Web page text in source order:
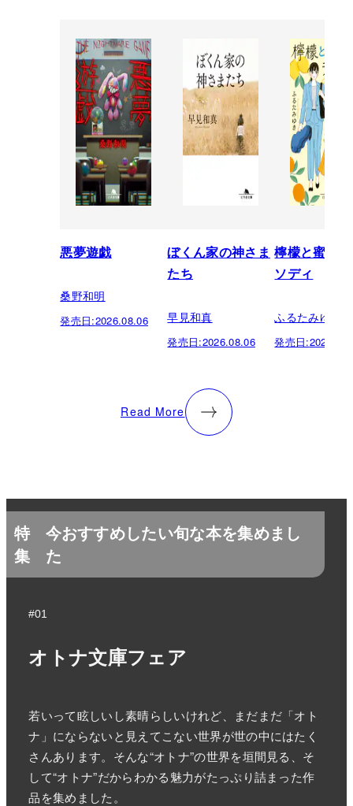
悪夢遊戯
桑野和明
発売日:2026.08.06
ぼくん家の神さま
たち
早見和真
発売日:2026.08.06
檸檬と蜜柑
ソディ
ふるたみゆき
発売日:
Read More
特
集
今おすすめしたい旬な本を集めまし
た
#01
オトナ文庫フェア
若いって眩しいし素晴らしいけれど、まだまだ「オト
ナ」にならないと見えてこない世界が世の中にはたく
さんあります。そんな“オトナ”の世界を垣間見る、そ
して“オトナ”だからわかる魅力がたっぷり詰まった作
品を集めました。